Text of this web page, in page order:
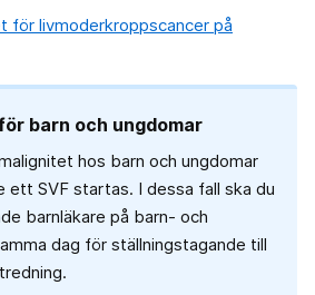
för livmoderkroppscancer på
barn och ungdomar
hos barn och ungdomar
ett SVF startas. I dessa fall ska du
barnläkare på barn- och
dag för ställningstagande till